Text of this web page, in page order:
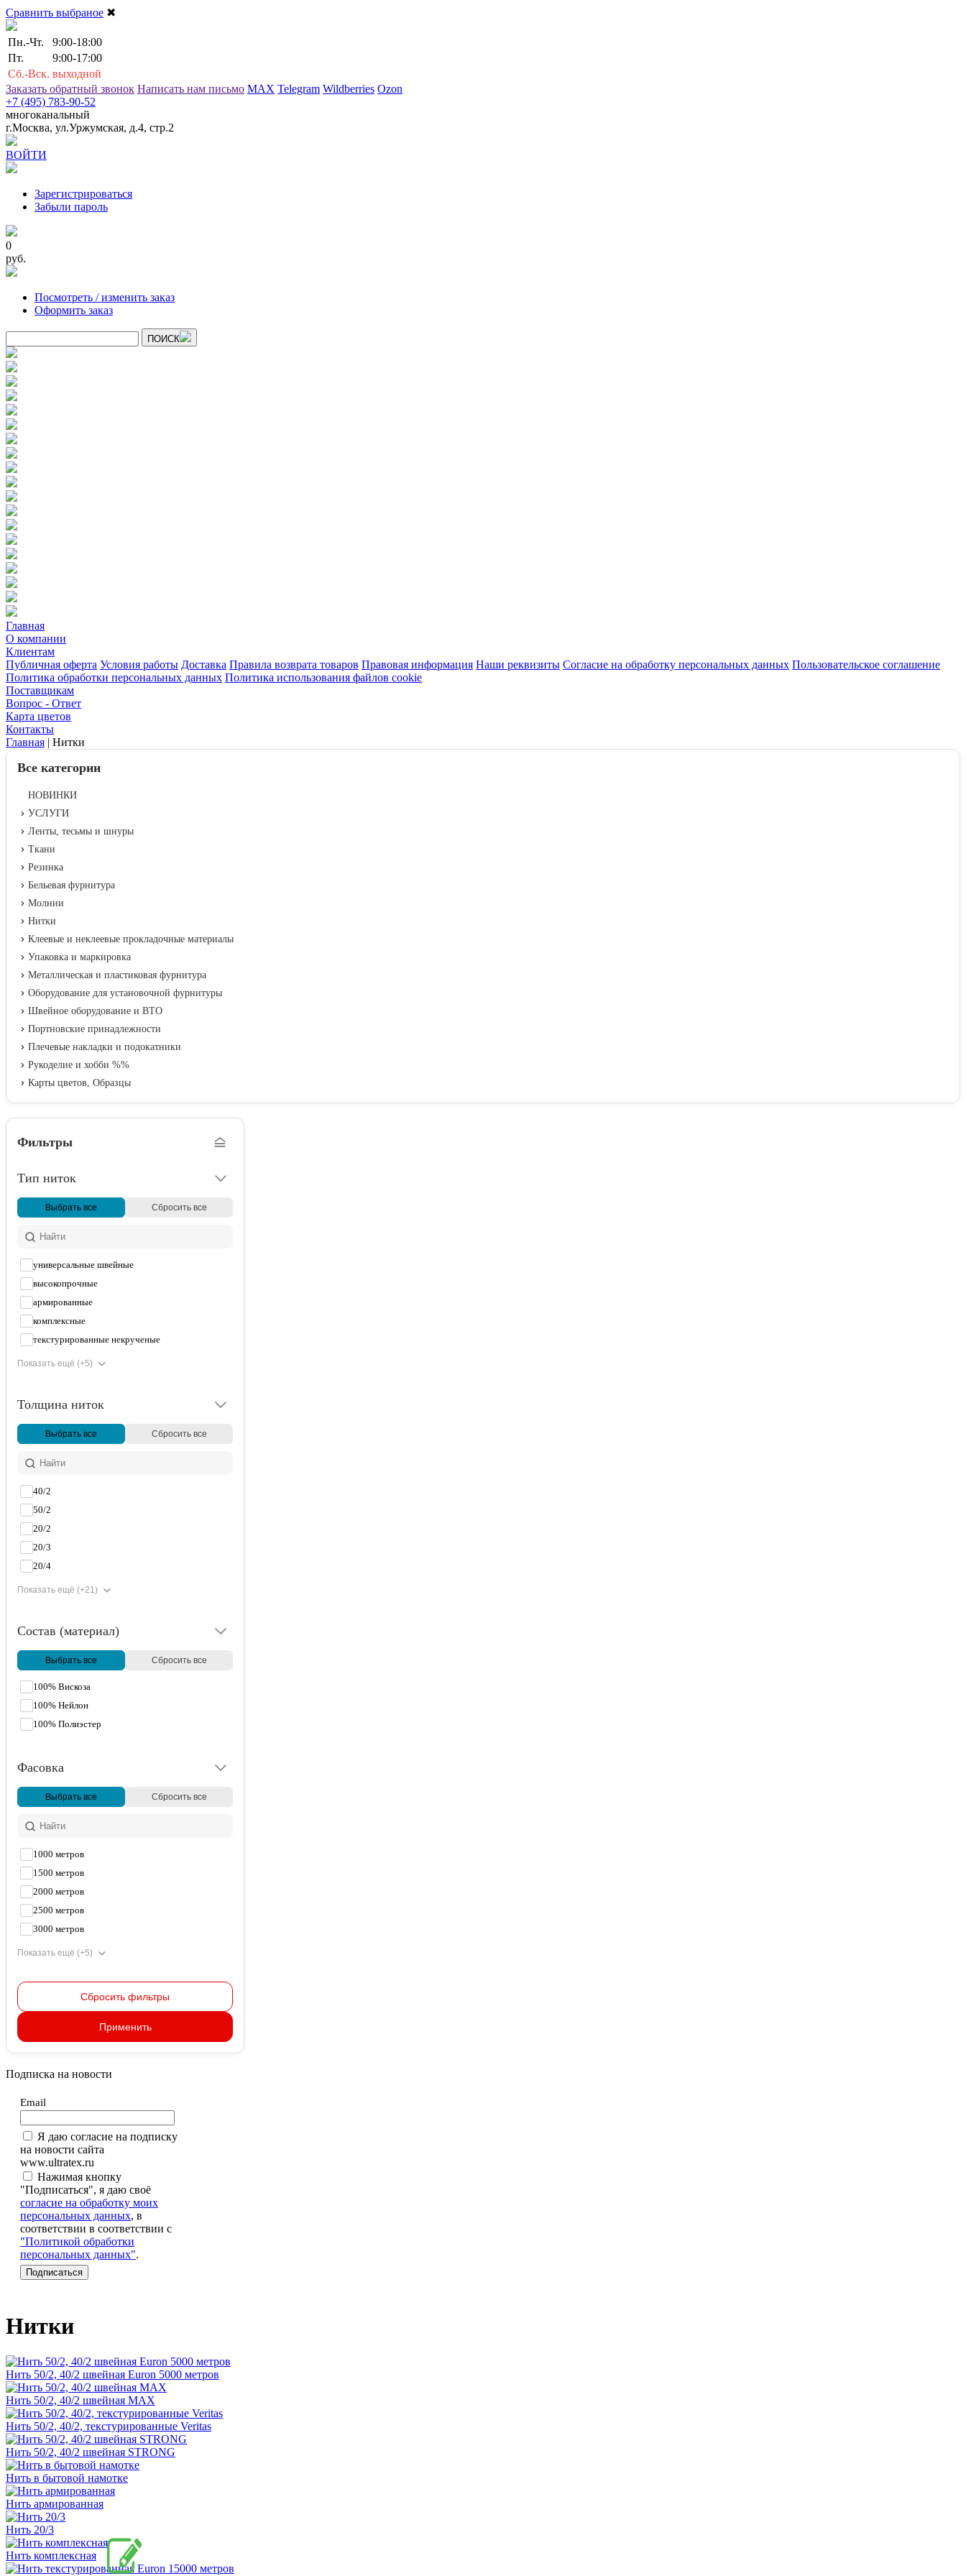
Сравнить выбраное ✖
Пн.-Чт.
9:00-18:00
Пт.
9:00-17:00
Сб.-Вск. выходной
Заказать обратный звонок Написать нам письмо MAX Telegram Wildberries Ozon
+7 (495) 783-90-52
многоканальный
г.Москва, ул.Уржумская, д.4, стр.2
ВОЙТИ
Зарегистрироваться
Забыли пароль
0
руб.
Посмотреть / изменить заказ
Оформить заказ
ПОИСК
Главная
О компании
Клиентам
Публичная оферта Условия работы Доставка Правила возврата товаров Правовая информация Наши реквизиты Согласие на обработку персональных данных Пользовательское соглашение
Политика обработки персональных данных Политика использования файлов cookie
Поставщикам
Вопрос - Ответ
Карта цветов
Контакты
Главная | Нитки
Все категории
НОВИНКИ
УСЛУГИ
Ленты, тесьмы и шнуры
Ткани
Резинка
Бельевая фурнитура
Молнии
Нитки
Клеевые и неклеевые прокладочные материалы
Упаковка и маркировка
Металлическая и пластиковая фурнитура
Оборудование для установочной фурнитуры
Швейное оборудование и ВТО
Портновские принадлежности
Плечевые накладки и подокатники
Рукоделие и хобби %%
Карты цветов, Образцы
Фильтры
Тип ниток
Выбрать все Сбросить все
универсальные швейные
высокопрочные
армированные
комплексные
текстурированные некрученые
Показать ещё (+5)
Толщина ниток
Выбрать все Сбросить все
40/2
50/2
20/2
20/3
20/4
Показать ещё (+21)
Состав (материал)
Выбрать все Сбросить все
100% Вискоза
100% Нейлон
100% Полиэстер
Фасовка
Выбрать все Сбросить все
1000 метров
1500 метров
2000 метров
2500 метров
3000 метров
Показать ещё (+5)
Сбросить фильтры
Применить
Подписка на новости
Email
Я даю согласие на подписку
на новости сайта
www.ultratex.ru
Нажимая кнопку
"Подписаться", я даю своё
согласие на обработку моих
персональных данных, в
соответствии в соответствии с
"Политикой обработки
персональных данных".
Нитки
Нить 50/2, 40/2 швейная Euron 5000 метров
Нить 50/2, 40/2 швейная МАХ
Нить 50/2, 40/2, текстурированные Veritas
Нить 50/2, 40/2 швейная STRONG
Нить в бытовой намотке
Нить армированная
Нить 20/3
Нить комплексная